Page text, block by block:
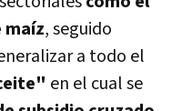
maíz, seguido
a todo el
en el cual se